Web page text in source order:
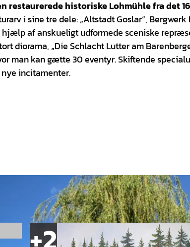
restaurerede historiske Lohmühle fra det
i sine tre dele: „Altstadt Goslar“, Bergwerk
hjælp af anskueligt udformede sceniske
diorama, „Die Schlacht Lutter am
man kan gætte 30 eventyr. Skiftende
incitamenter.
der Leiterin des Zinnfigurenmuseums